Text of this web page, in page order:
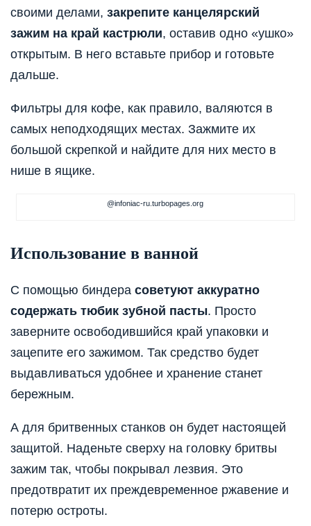
своими делами, закрепите канцелярский
зажим на край кастрюли, оставив одно «ушко»
открытым. В него вставьте прибор и готовьте
дальше.
Фильтры для кофе, как правило, валяются в
самых неподходящих местах. Зажмите их
большой скрепкой и найдите для них место в
нише в ящике.
@infoniac-ru.turbopages.org
Использование в ванной
С помощью биндера советуют аккуратно
содержать тюбик зубной пасты. Просто
заверните освободившийся край упаковки и
зацепите его зажимом. Так средство будет
выдавливаться удобнее и хранение станет
бережным.
А для бритвенных станков он будет настоящей
защитой. Наденьте сверху на головку бритвы
зажим так, чтобы покрывал лезвия. Это
предотвратит их преждевременное ржавение и
потерю остроты.